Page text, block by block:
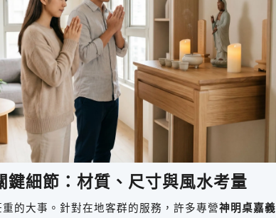
鍵細節：材質、尺寸與風水考量
的大事。針對在地客群的服務，許多專營神明桌嘉義